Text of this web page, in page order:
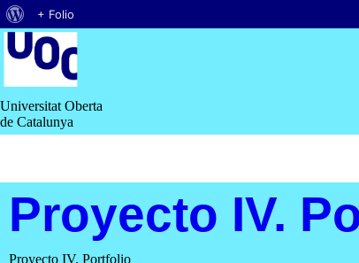
Saltar
al
contenido
Universitat Oberta
de Catalunya
Proyecto IV.
Proyecto IV. Portfolio
Acerca
de
WordPress
+ Folio